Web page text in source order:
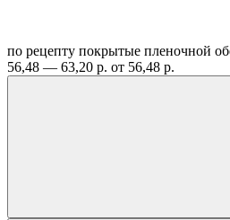
по рецепту покрытые пленочной
56,48 — 63,20 р. от 56,48 р.